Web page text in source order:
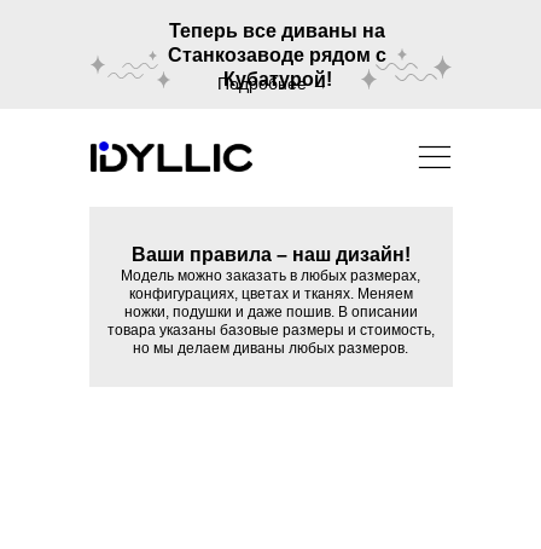
Подробнее →
Теперь все диваны на
Станкозаводе рядом с
Кубатурой!
Ваши правила – наш дизайн!
Модель можно заказать в любых размерах,
конфигурациях, цветах и тканях. Меняем
ножки, подушки и даже пошив. В описании
товара указаны базовые размеры и стоимость,
но мы делаем диваны любых размеров.